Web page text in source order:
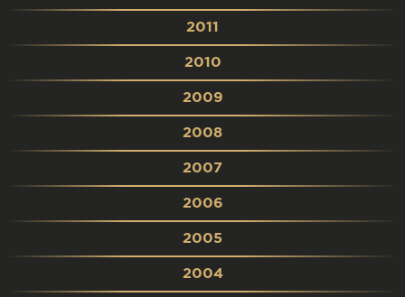
2011
2010
2009
2008
2007
2006
2005
2004